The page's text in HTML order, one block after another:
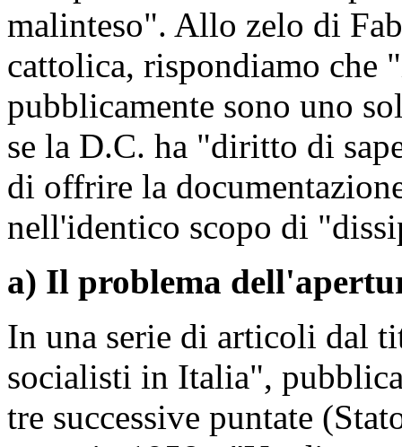
malinteso". Allo zelo di
cattolica, rispondiamo
pubblicamente sono uno
se la D.C. ha "diritto di
di offrire la
nell'identico scopo di
a) Il problema
In una serie di articoli dal
socialisti in Italia",
tre successive puntate